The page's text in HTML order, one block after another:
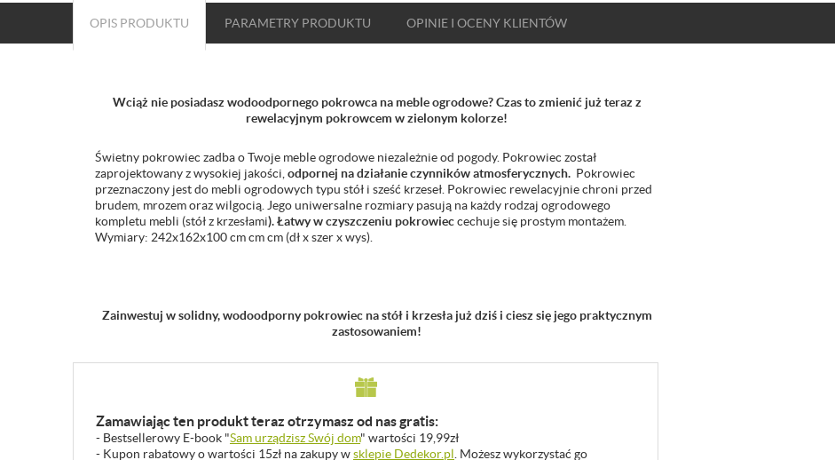
OPIS PRODUKTU PARAMETRY PRODUKTU OPINIE I OCENY KLIENTÓW
Wciąż nie posiadasz wodoodpornego pokrowca na meble ogrodowe? Czas to zmienić już teraz z
rewelacyjnym pokrowcem w zielonym kolorze!
Świetny pokrowiec zadba o Twoje meble ogrodowe niezależnie od pogody. Pokrowiec został
zaprojektowany z wysokiej jakości, odpornej na działanie czynników atmosferycznych. Pokrowiec
przeznaczony jest do mebli ogrodowych typu stół i sześć krzeseł. Pokrowiec rewelacyjnie chroni przed
brudem, mrozem oraz wilgocią. Jego uniwersalne rozmiary pasują na każdy rodzaj ogrodowego
kompletu mebli (stół z krzesłami). Łatwy w czyszczeniu pokrowieccechuje się prostym montażem.
Wymiary: 242x162x100 cm cm cm (dł x szer x wys).
Zainwestuj w solidny, wodoodporny pokrowiec na stół i krzesła już dziś i ciesz się jego praktycznym
zastosowaniem!
Zamawiając ten produkt teraz otrzymasz od nas gratis:
- Bestsellerowy E-book "Sam urządzisz Swój dom" wartości 19,99zł
- Kupon rabatowy o wartości 15zł na zakupy wsklepie Dedekor.pl . Możesz wykorzystać go